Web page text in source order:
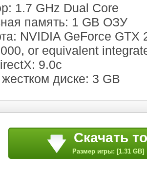
1.7 GHz Dual Core
память: 1 GB ОЗУ
NVIDIA GeForce GTX
or equivalent
9.0c
диске: 3 GB
Скачать
Размер игры: [1.31 GB]